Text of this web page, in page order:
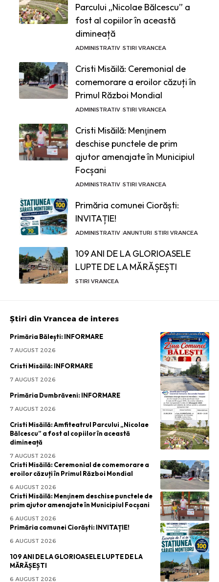
Parcului „Nicolae Bălcescu” a
fost al copiilor în această
dimineață
ADMINISTRATIV STIRI VRANCEA
Cristi Misăilă: Ceremonial de
comemorare a eroilor căzuți în
Primul Război Mondial
ADMINISTRATIV STIRI VRANCEA
Cristi Misăilă: Menţinem
deschise punctele de prim
ajutor amenajate în Municipiul
Focșani
ADMINISTRATIV STIRI VRANCEA
Primăria comunei Ciorăști:
INVITAȚIE!
ADMINISTRATIV ANUNTURI STIRI VRANCEA
109 ANI DE LA GLORIOASELE
LUPTE DE LA MĂRĂȘEȘTI
STIRI VRANCEA
Știri din Vrancea de interes
Primăria Bălești: INFORMARE
7 AUGUST 2026
Cristi Misăilă: INFORMARE
7 AUGUST 2026
Primăria Dumbrăveni: INFORMARE
7 AUGUST 2026
Cristi Misăilă: Amfiteatrul Parcului „Nicolae
Bălcescu” a fost al copiilor în această
dimineață
7 AUGUST 2026
Cristi Misăilă: Ceremonial de comemorare a
eroilor căzuți în Primul Război Mondial
6 AUGUST 2026
Cristi Misăilă: Menţinem deschise punctele de
prim ajutor amenajate în Municipiul Focșani
6 AUGUST 2026
Primăria comunei Ciorăști: INVITAȚIE!
6 AUGUST 2026
109 ANI DE LA GLORIOASELE LUPTE DE LA
MĂRĂȘEȘTI
6 AUGUST 2026